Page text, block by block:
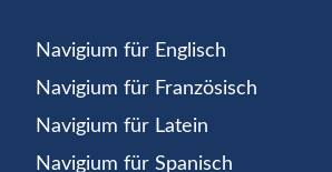
Navigium für Englisch
Navigium für Französisch
Navigium für Latein
Navigium für Spanisch